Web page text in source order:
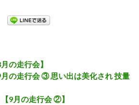
の走行会】
の走行会 ③ 思い出は美化され 技量
9月の走行会 ②】